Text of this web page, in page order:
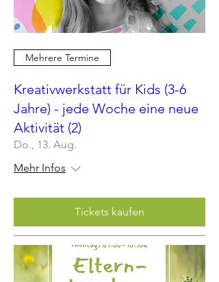
Mehrere Termine
Kreativwerkstatt für Kids (3-6
Jahre) - jede Woche eine neue
Aktivität (2)
Do., 13. Aug.
Mehr Infos
Tickets kaufen